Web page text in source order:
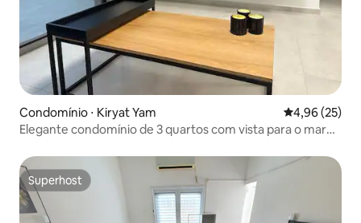
Condomínio ⋅ Kiryat Yam 4,96 de uma
4,96 (25)
Elegante condomínio de 3 quartos com vista para o mar
Superhost
Superhost